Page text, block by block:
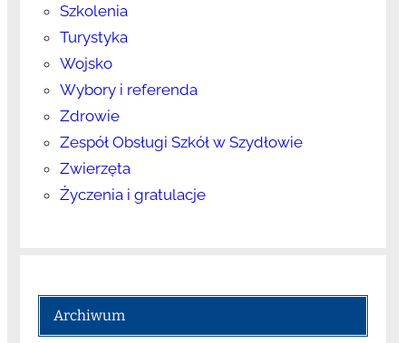
Szkolenia
Turystyka
Wojsko
Wybory i referenda
Zdrowie
Zespół Obsługi Szkół w Szydłowie
Zwierzęta
Życzenia i gratulacje
Archiwum